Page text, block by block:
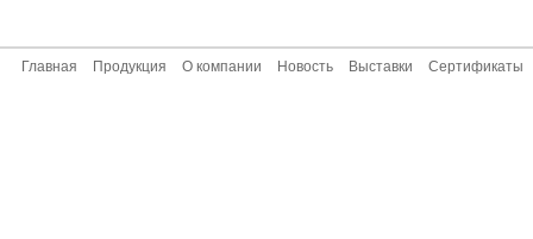
Главная Продукция О компании Новость Выставки Сертификаты